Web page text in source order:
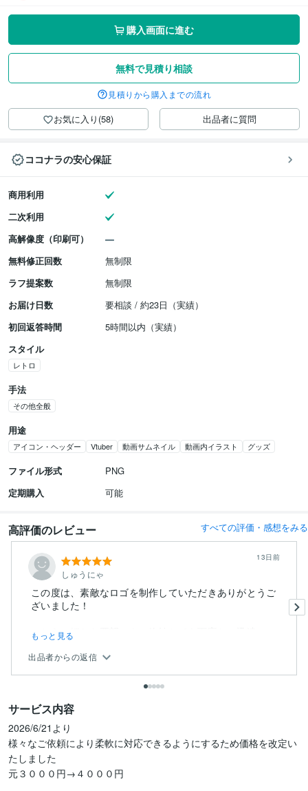
購入画面に進む
無料で見積り相談
見積りから購入までの流れ
お気に入り(58) 出品者に質問
ココナラの安心保証
商用利用
二次利用
高解像度（印刷可）
無料修正回数
無制限
ラフ提案数
無制限
お届け日数
要相談 / 約23日（実績）
初回返答時間
5時間以内（実績）
スタイル
レトロ
手法
その他全般
用途
アイコン・ヘッダー Vtuber 動画サムネイル 動画内イラスト グッズ
ファイル形式
PNG
定期購入
可能
高評価のレビュー すべての評価・感想をみる
しゅうにゃ
13日前
この度は、素敵なロゴを制作していただきありがとうご
ざいました！
こちらの細かな要望にも、終始とても丁寧かつ迅速にご
対応...
もっと見る
出品者からの返信
サービス内容
2026/6/21より
様々なご依頼により柔軟に対応できるようにするため価格を改定い
たしました
元３０００円→４０００円